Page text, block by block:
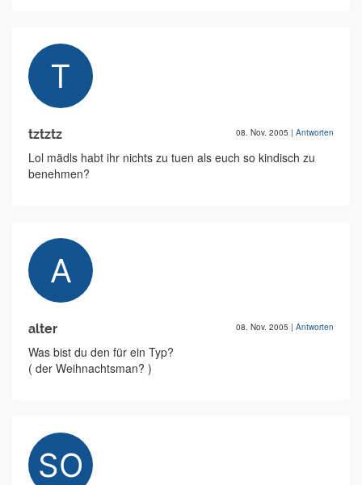
tztztz 08. Nov. 2005 | Antworten
Lol mädls habt ihr nichts zu tuen als euch so kindisch zu
benehmen?
alter 08. Nov. 2005 | Antworten
Was bist du den für ein Typ?
( der Weihnachtsman? )